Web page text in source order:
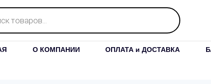
О КОМПАНИИ ОПЛАТА и ДОСТАВКА